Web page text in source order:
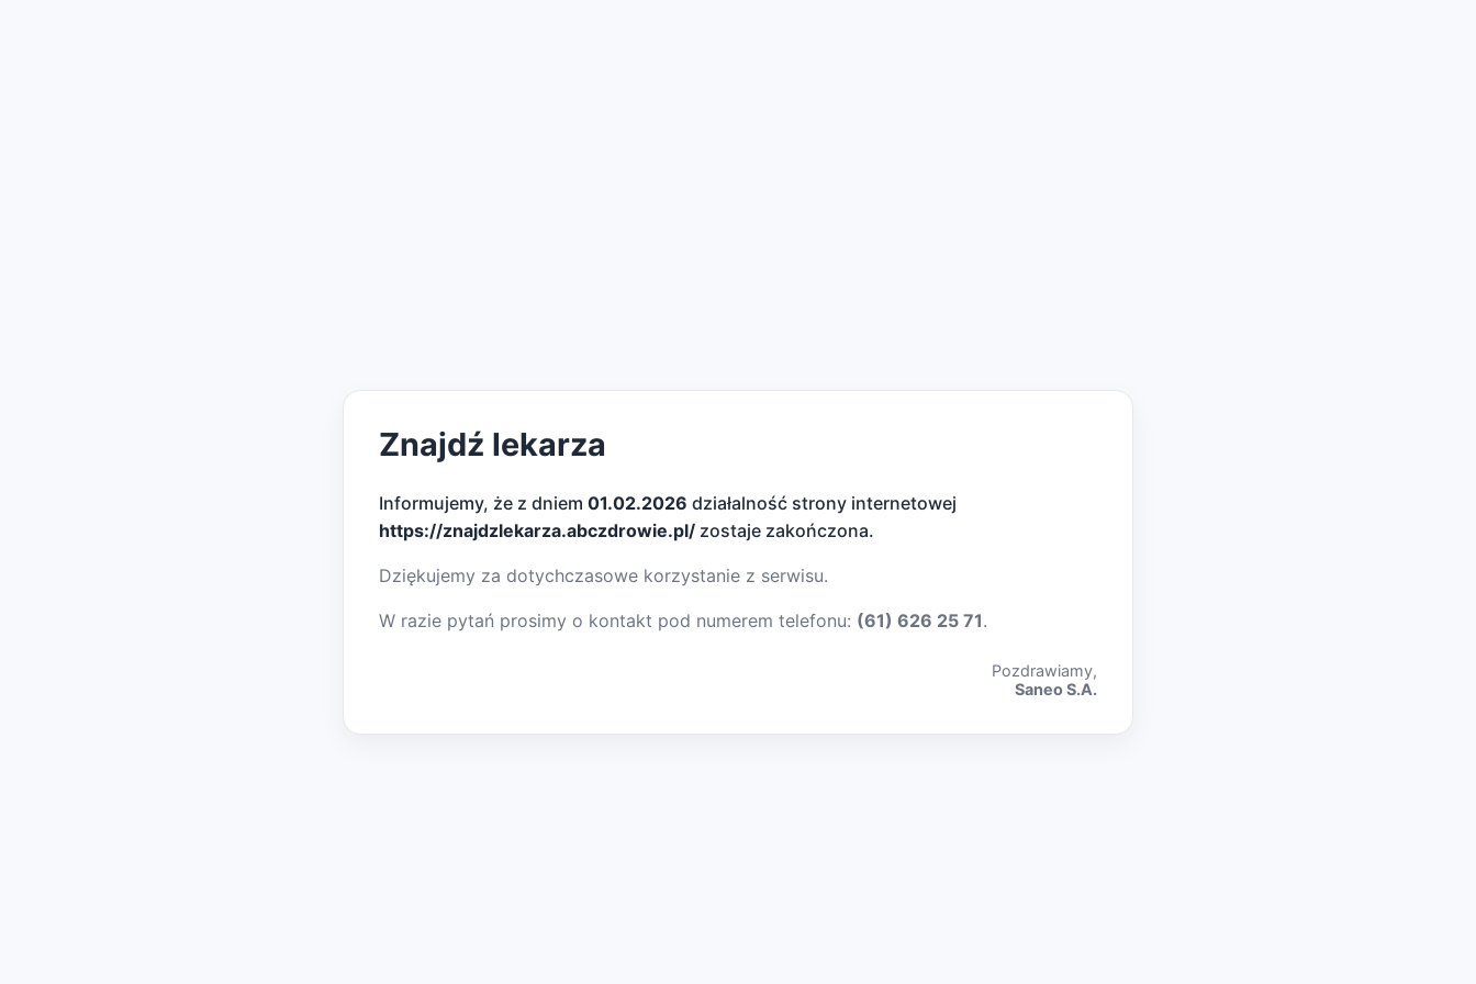
Znajdź lekarza
Informujemy, że z dniem 01.02.2026 działalność strony internetowej
https://znajdzlekarza.abczdrowie.pl/ zostaje zakończona.
Dziękujemy za dotychczasowe korzystanie z serwisu.
W razie pytań prosimy o kontakt pod numerem telefonu: (61) 626 25 71.
Pozdrawiamy,
Saneo S.A.